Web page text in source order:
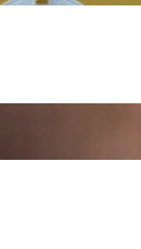
Em